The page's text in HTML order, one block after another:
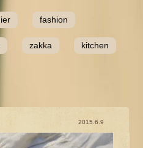
fashion
zakka kitchen
2015.6.9